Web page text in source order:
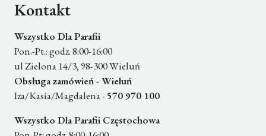
Kontakt
Wszystko Dla Parafii
Pon.-Pt.: godz. 8:00-16:00
ul Zielona 14/3, 98-300 Wieluń
Obsługa zamówień - Wieluń
Iza/Kasia/Magdalena - 570 970 100
Wszystko Dla Parafii Częstochowa